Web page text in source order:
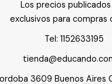
Los precios publicados
exclusivos para compras
Tel: 1152633195
3609 Buenos Aires